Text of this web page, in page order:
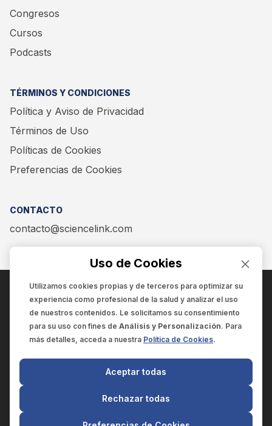
Congresos
Cursos
Podcasts
TÉRMINOS Y CONDICIONES
Política y Aviso de Privacidad
Términos de Uso
Políticas de Cookies
Preferencias de Cookies
CONTACTO
contacto@sciencelink.com
ENCUÉNTRANOS EN:
SCIENCELINK
SCILINK COMUNICACIÓN CIENTÍFICA SC
El contenido y la información de este sitio web es exclusivo
para profesionales de la salud.
Uso de Cookies
Utilizamos cookies propias y de terceros para optimizar su
experiencia como profesional de la salud y analizar el uso
de nuestros contenidos. Le solicitamos su consentimiento
para su uso con fines de Análisis y Personalización. Para
más detalles, acceda a nuestra Política de Cookies.
Rechazar todas
Aceptar todas